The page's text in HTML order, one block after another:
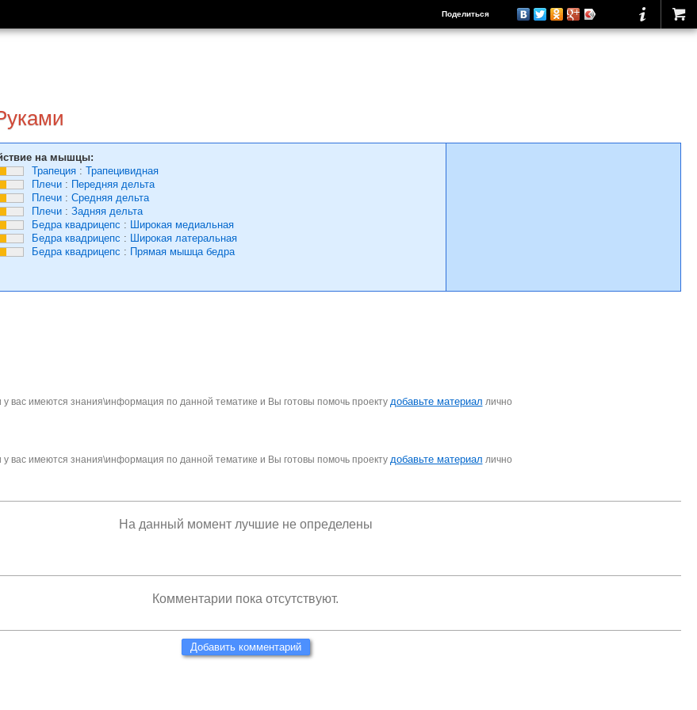
Поделиться
на мышцы:
Трапеция : Трапецивидная
Плечи : Передняя дельта
Плечи : Средняя дельта
Плечи : Задняя дельта
Бедра квадрицепс : Широкая медиальная
Бедра квадрицепс : Широкая латеральная
Бедра квадрицепс : Прямая мышца бедра
у вас имеются знания\информация по данной тематике и Вы готовы помочь проекту добавьте материал лично
у вас имеются знания\информация по данной тематике и Вы готовы помочь проекту добавьте материал лично
На данный момент лучшие не определены
Комментарии пока отсутствуют.
Добавить комментарий